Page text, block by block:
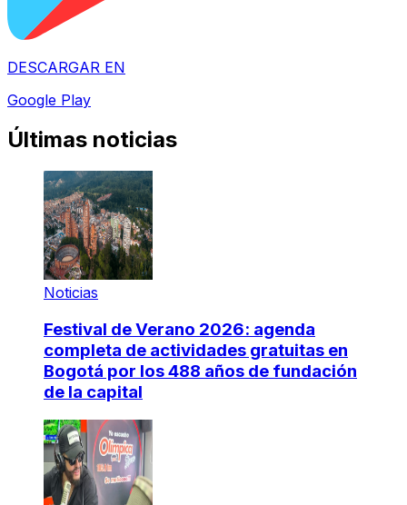
DESCARGAR EN
Google Play
Últimas noticias
Noticias
Festival de Verano 2026: agenda
completa de actividades gratuitas en
Bogotá por los 488 años de fundación
de la capital